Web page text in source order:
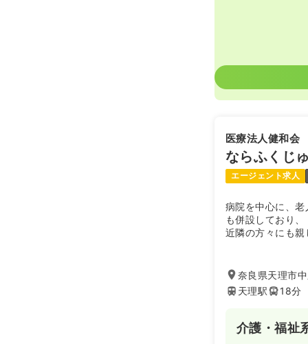
医療法人健和会
ならふくじ
エージェント求人
病院を中心に、
も併設しており
近隣の方々にも
奈良県天理市
天理駅
18分
介護・福祉